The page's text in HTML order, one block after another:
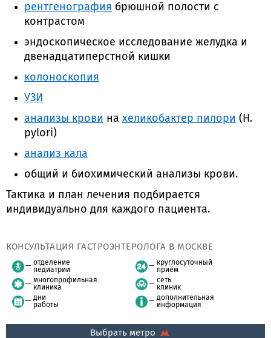
рентгенография брюшной полости с
контрастом
эндоскопическое исследование желудка и
двенадцатиперстной кишки
колоноскопия
УЗИ
анализы крови на хеликобактер пилори (H.
pylori)
анализ кала
общий и биохимический анализы крови.
Тактика и план лечения подбирается
индивидуально для каждого пациента.
КОНСУЛЬТАЦИЯ ГАСТРОЭНТЕРОЛОГА В МОСКВЕ
отделение
педиатрии
многопрофильная
клиника
дни
работы
круглосуточный
приём
сеть
клиник
дополнительная
информация
Выбрать метро